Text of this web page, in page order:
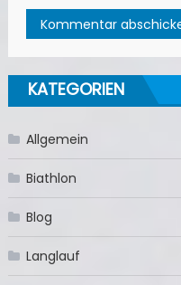
KATEGORIEN
Allgemein
Biathlon
Blog
Langlauf